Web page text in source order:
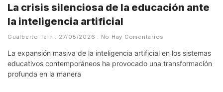
La crisis silenciosa de la educación ante
la inteligencia artificial
Gualberto Tein 27/05/2026 No Hay Comentarios
La expansión masiva de la inteligencia artificial en los sistemas
educativos contemporáneos ha provocado una transformación
profunda en la manera